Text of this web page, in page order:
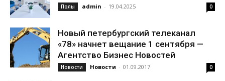
Полы admin - 19.04.2025 0
Новый петербургский телеканал
«78» начнет вещание 1 сентября —
Агентство Бизнес Новостей
Новости Новости - 01.09.2017 0